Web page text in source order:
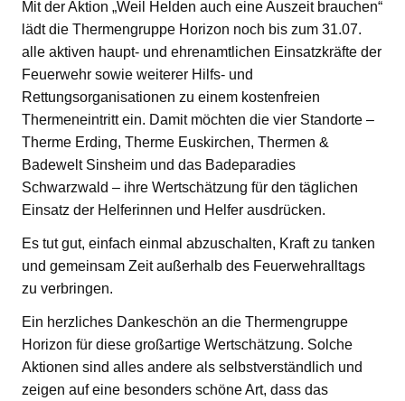
Mit der Aktion „Weil Helden auch eine Auszeit brauchen“
lädt die Thermengruppe Horizon noch bis zum 31.07.
alle aktiven haupt- und ehrenamtlichen Einsatzkräfte der
Feuerwehr sowie weiterer Hilfs- und
Rettungsorganisationen zu einem kostenfreien
Thermeneintritt ein. Damit möchten die vier Standorte –
Therme Erding, Therme Euskirchen, Thermen &
Badewelt Sinsheim und das Badeparadies
Schwarzwald – ihre Wertschätzung für den täglichen
Einsatz der Helferinnen und Helfer ausdrücken.
Es tut gut, einfach einmal abzuschalten, Kraft zu tanken
und gemeinsam Zeit außerhalb des Feuerwehralltags
zu verbringen.
Ein herzliches Dankeschön an die Thermengruppe
Horizon für diese großartige Wertschätzung. Solche
Aktionen sind alles andere als selbstverständlich und
zeigen auf eine besonders schöne Art, dass das